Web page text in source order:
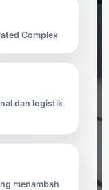
Complex
dan logistik
menambah